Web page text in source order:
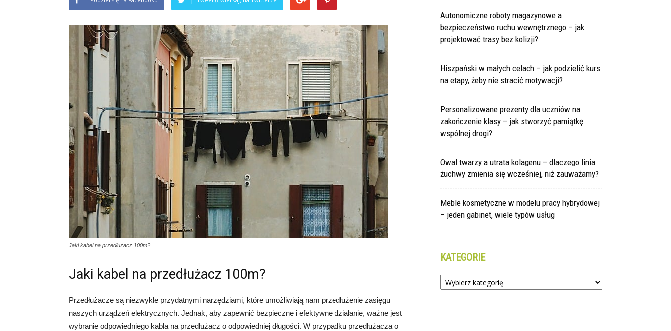
Jaki kabel na przedłużacz 100m?
Jaki kabel na przedłużacz 100m?
Przedłużacze są niezwykle przydatnymi narzędziami, które umożliwiają nam przedłużenie zasięgu
naszych urządzeń elektrycznych. Jednak, aby zapewnić bezpieczne i efektywne działanie, ważne jest
wybranie odpowiedniego kabla na przedłużacz o odpowiedniej długości. W przypadku przedłużacza o
Autonomiczne roboty magazynowe a
bezpieczeństwo ruchu wewnętrznego – jak
projektować trasy bez kolizji?
Hiszpański w małych celach – jak podzielić kurs
na etapy, żeby nie stracić motywacji?
Personalizowane prezenty dla uczniów na
zakończenie klasy – jak stworzyć pamiątkę
wspólnej drogi?
Owal twarzy a utrata kolagenu – dlaczego linia
żuchwy zmienia się wcześniej, niż zauważamy?
Meble kosmetyczne w modelu pracy hybrydowej
– jeden gabinet, wiele typów usług
KATEGORIE
Kategorie